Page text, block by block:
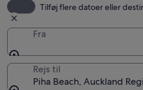
Tilføj flere datoer eller
Fra
Rejs til
Piha Beach, Auckland